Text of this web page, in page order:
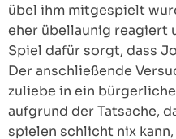
übel ihm mitgespielt
eher übellaunig reagiert
Spiel dafür sorgt, dass
Der anschließende
zuliebe in ein
aufgrund der Tatsache,
spielen schlicht nix